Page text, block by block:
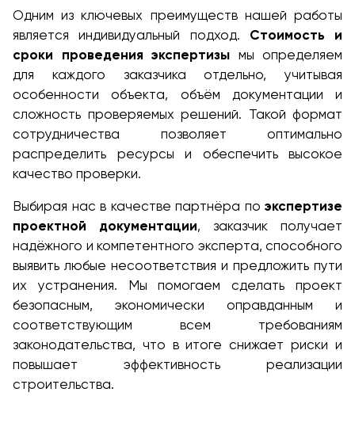
Одним из ключевых преимуществ нашей работы
является индивидуальный подход. Стоимость и
сроки проведения экспертизы мы определяем
для каждого заказчика отдельно, учитывая
особенности объекта, объём документации и
сложность проверяемых решений. Такой формат
сотрудничества позволяет оптимально
распределить ресурсы и обеспечить высокое
качество проверки.
Выбирая нас в качестве партнёра по экспертизе
проектной документации, заказчик получает
надёжного и компетентного эксперта, способного
выявить любые несоответствия и предложить пути
их устранения. Мы помогаем сделать проект
безопасным, экономически оправданным и
соответствующим всем требованиям
законодательства, что в итоге снижает риски и
повышает эффективность реализации
строительства.